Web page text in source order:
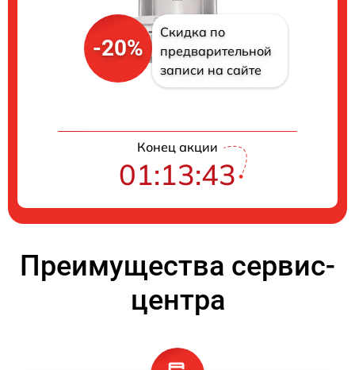
-20%
Скидка по
предварительной
записи на сайте
Конец акции
01:13:42
Преимущества сервис-
центра